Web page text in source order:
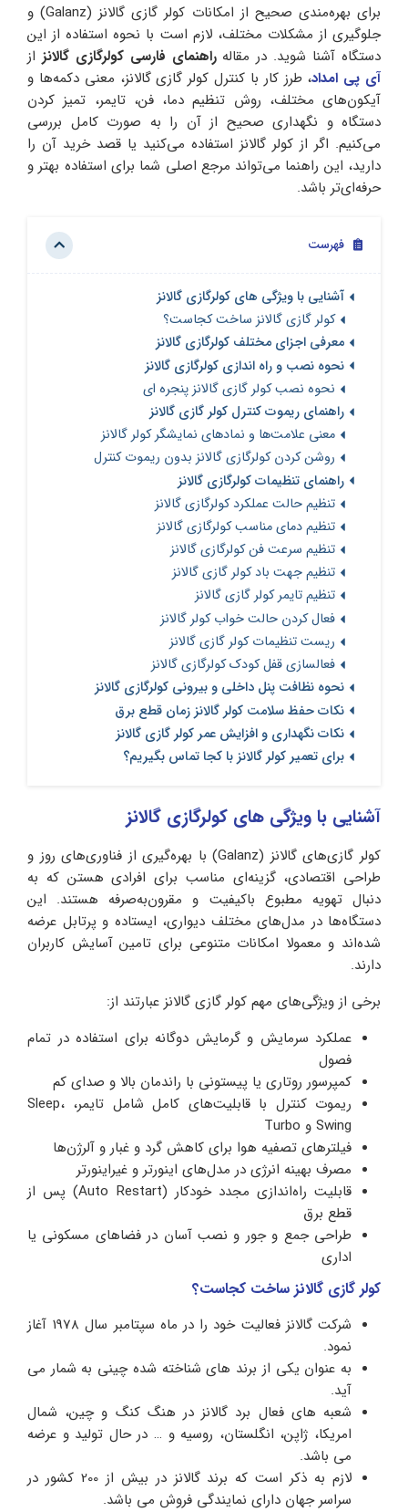
برای بهره‌مندی صحیح از امکانات کولر گازی گالانز (Galanz) و
جلوگیری از مشکلات مختلف، لازم است با نحوه استفاده از این
دستگاه آشنا شوید. در مقاله راهنمای فارسی کولرگازی گالانز از
آی پی امداد، طرز کار با کنترل کولر گازی گالانز، معنی دکمه‌ها و
آیکون‌های مختلف، روش تنظیم دما، فن، تایمر، تمیز کردن
دستگاه و نگهداری صحیح از آن را به صورت کامل بررسی
می‌کنیم. اگر از کولر گالانز استفاده می‌کنید یا قصد خرید آن را
دارید، این راهنما می‌تواند مرجع اصلی شما برای استفاده بهتر و
حرفه‌ای‌تر باشد.
فهرست
آشنایی با ویژگی های کولرگازی گالانز
کولر گازی گالانز ساخت کجاست؟
معرفی اجزای مختلف کولرگازی گالانز
نحوه نصب و راه اندازی کولرگازی گالانز
نحوه نصب کولر گازی گالانز پنجره ای
راهنمای ریموت کنترل کولر گازی گالانز
معنی علامت‌ها و نمادهای نمایشگر کولر گالانز
روشن کردن کولرگازی گالانز بدون ریموت کنترل
راهنمای تنظیمات کولرگازی گالانز
تنظیم حالت عملکرد کولرگازی گالانز
تنظیم دمای مناسب کولرگازی گالانز
تنظیم سرعت فن کولرگازی گالانز
تنظیم جهت باد کولر گازی گالانز
تنظیم تایمر کولر گازی گالانز
فعال کردن حالت خواب کولر گالانز
ریست تنظیمات کولر گازی گالانز
فعالسازی قفل کودک کولرگازی گالانز
نحوه نظافت پنل داخلی و بیرونی کولرگازی گالانز
نکات حفظ سلامت کولر گالانز زمان قطع برق
نکات نگهداری و افزایش عمر کولر گازی گالانز
برای تعمیر کولر گالانز با کجا تماس بگیریم؟
آشنایی با ویژگی های کولرگازی گالانز
کولر گازی‌های گالانز (Galanz) با بهره‌گیری از فناوری‌های روز و
طراحی اقتصادی، گزینه‌ای مناسب برای افرادی‌ هستن که به
دنبال تهویه مطبوع باکیفیت و مقرون‌به‌صرفه هستند. این
دستگاه‌ها در مدل‌های مختلف دیواری، ایستاده و پرتابل عرضه
شده‌اند و معمولا امکانات متنوعی برای تامین آسایش کاربران
دارند.
برخی از ویژگی‌های مهم کولر گازی گالانز عبارتند از:
عملکرد سرمایش و گرمایش دوگانه برای استفاده در تمام
فصول
کمپرسور روتاری یا پیستونی با راندمان بالا و صدای کم
ریموت کنترل با قابلیت‌های کامل شامل تایمر، Sleep،
Swing و Turbo
فیلترهای تصفیه هوا برای کاهش گرد و غبار و آلرژن‌ها
مصرف بهینه انرژی در مدل‌های اینورتر و غیراینورتر
قابلیت راه‌اندازی مجدد خودکار (Auto Restart) پس از
قطع برق
طراحی جمع‌ و جور و نصب آسان در فضاهای مسکونی یا
اداری
کولر گازی گالانز ساخت کجاست؟
شرکت گالانز فعالیت خود را در ماه سپتامبر سال 1978 آغاز
نمود.
به عنوان یکی از برند های شناخته شده چینی به شمار می
آید.
شعبه های فعال برد گالانز در هنگ کنگ و چین، شمال
امریکا، ژاپن، انگلستان، روسیه و … در حال تولید و عرضه
می باشد.
لازم به ذکر است که برند گالانز در بیش از 200 کشور در
سراسر جهان دارای نمایندگی فروش می باشد.